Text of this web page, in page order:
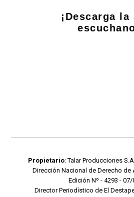
¡Descarga la
Propietario: Talar Producciones
Dirección Nacional de Derecho de
Edición Nº - 4293 -
Director Periodístico de El